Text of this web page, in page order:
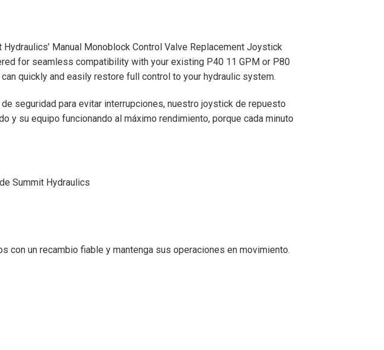
Manual Monoblock Control Valve Replacement Joystick
for seamless compatibility with your existing P40 11 GPM or P80
quickly and easily restore full control to your hydraulic system.
seguridad para evitar interrupciones, nuestro joystick de repuesto
y su equipo funcionando al máximo rendimiento, porque cada minuto
Summit Hydraulics
con un recambio fiable y mantenga sus operaciones en movimiento.